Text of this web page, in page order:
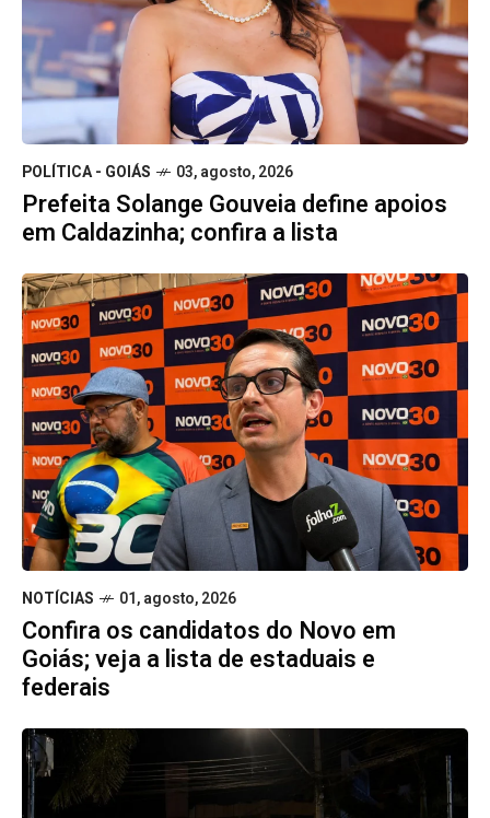
POLÍTICA - GOIÁS 03, agosto, 2026
Prefeita Solange Gouveia define apoios
em Caldazinha; confira a lista
NOTÍCIAS 01, agosto, 2026
Confira os candidatos do Novo em
Goiás; veja a lista de estaduais e
federais